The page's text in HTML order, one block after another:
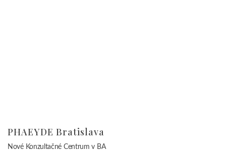
PHAEYDE Bratislava
Nové Konzultačné Centrum v BA